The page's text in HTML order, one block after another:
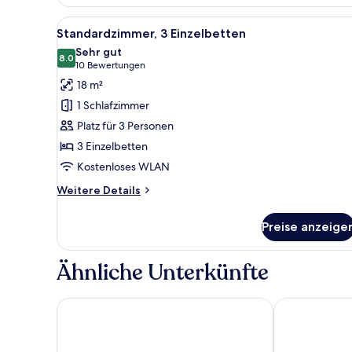
Doppelbett
Alle
Fotos
für
Standardzimmer,
3 Einzelbetten
anzeigen
Ein Hotelzimmer mit zwei
9
Standardzimmer, 3 Einzelbetten
8.08.0 von 10
Sehr gut
10 Bewertungen
(10
Bewertungen)
18 m²
1 Schlafzimmer
Platz für 3 Personen
3 Einzelbetten
Kostenloses WLAN
Weitere Details
Weitere
3 Einzelbetten
Preise
Ähnliche Unterkünfte
ibis Praha Wenceslas Square Residence